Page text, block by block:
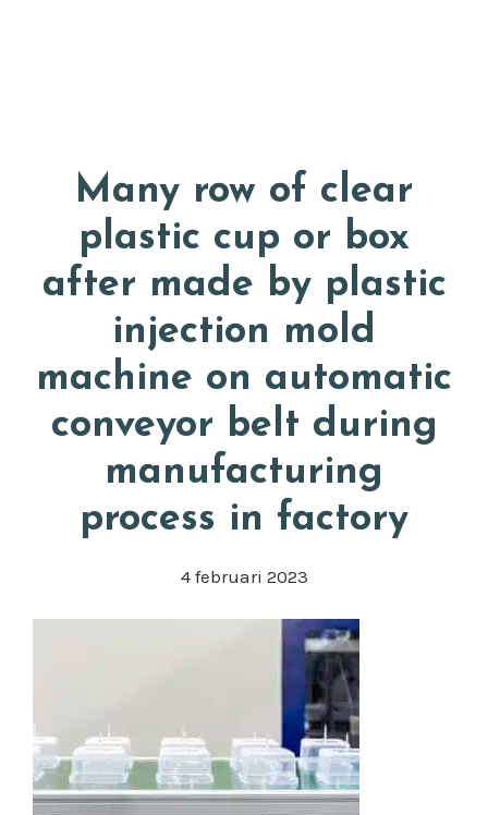
Many row of clear
plastic cup or box
after made by plastic
injection mold
machine on automatic
conveyor belt during
manufacturing
process in factory
4 februari 2023